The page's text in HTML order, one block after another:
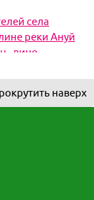
села
реки Ануй
- вино
наверх